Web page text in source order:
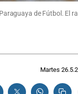
de Fútbol. El
Martes